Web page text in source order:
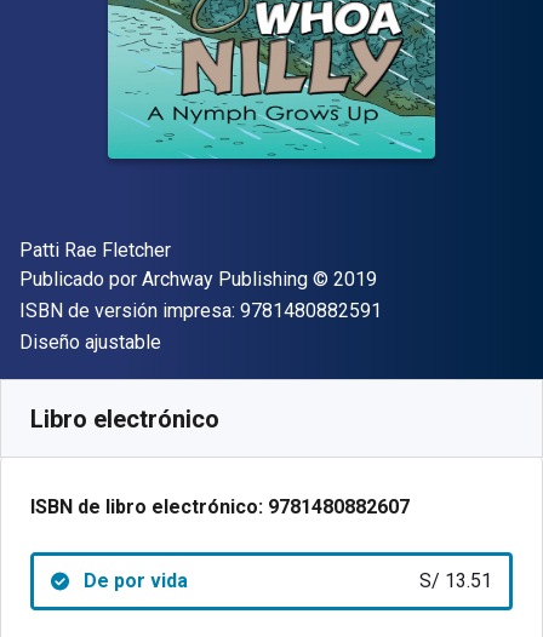
Autor(es)
Patti Rae Fletcher
Editor
Publicado por Archway Publishing Copyright
© 2019
ISBN de versión impresa: 9781480882591
Formato
Diseño ajustable
Libro electrónico
ISBN de libro electrónico: 9781480882607
De por vida S/ 13.51